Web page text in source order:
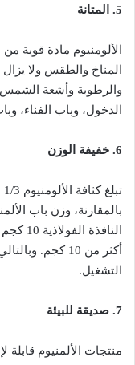
5. المتانة
الألومنيوم مادة قوية
المناخ والطقس ولا يزال
والرطوبة وأشعة الشمس.
الدخول، وباب الفناء،
6. خفيفة الوزن
أكثر من 10 كجم.
التشغيل.
7. صديقة للبيئة
منتجات الألمنيوم قابلة